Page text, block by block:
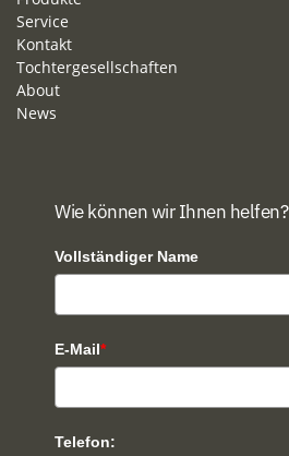
Service
Kontakt
Tochtergesellschaften
About
News
Wie können wir Ihnen helfen?
Vollständiger Name
E-Mail*
Telefon: